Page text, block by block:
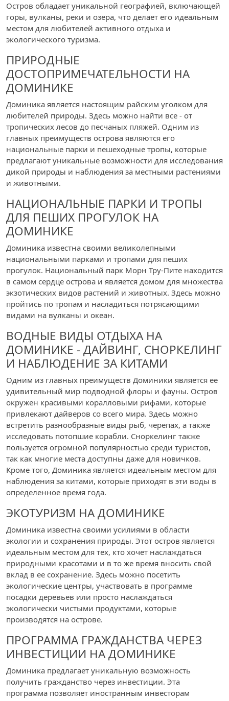
Остров обладает уникальной географией, включающей
горы, вулканы, реки и озера, что делает его идеальным
местом для любителей активного отдыха и
экологического туризма.
ПРИРОДНЫЕ
ДОСТОПРИМЕЧАТЕЛЬНОСТИ НА
ДОМИНИКЕ
Доминика является настоящим райским уголком для
любителей природы. Здесь можно найти все - от
тропических лесов до песчаных пляжей. Одним из
главных преимуществ острова являются его
национальные парки и пешеходные тропы, которые
предлагают уникальные возможности для исследования
дикой природы и наблюдения за местными растениями
и животными.
НАЦИОНАЛЬНЫЕ ПАРКИ И ТРОПЫ
ДЛЯ ПЕШИХ ПРОГУЛОК НА
ДОМИНИКЕ
Доминика известна своими великолепными
национальными парками и тропами для пеших
прогулок. Национальный парк Морн Тру-Пите находится
в самом сердце острова и является домом для множества
экзотических видов растений и животных. Здесь можно
пройтись по тропам и насладиться потрясающими
видами на вулканы и океан.
ВОДНЫЕ ВИДЫ ОТДЫХА НА
ДОМИНИКЕ - ДАЙВИНГ, СНОРКЕЛИНГ
И НАБЛЮДЕНИЕ ЗА КИТАМИ
Одним из главных преимуществ Доминики является ее
удивительный мир подводной флоры и фауны. Остров
окружен красивыми коралловыми рифами, которые
привлекают дайверов со всего мира. Здесь можно
встретить разнообразные виды рыб, черепах, а также
исследовать потопшие корабли. Сноркелинг также
пользуется огромной популярностью среди туристов,
так как многие места доступны даже для новичков.
Кроме того, Доминика является идеальным местом для
наблюдения за китами, которые приходят в эти воды в
определенное время года.
ЭКОТУРИЗМ НА ДОМИНИКЕ
Доминика известна своими усилиями в области
экологии и сохранения природы. Этот остров является
идеальным местом для тех, кто хочет наслаждаться
природными красотами и в то же время вносить свой
вклад в ее сохранение. Здесь можно посетить
экологические центры, участвовать в программе
посадки деревьев или просто наслаждаться
экологически чистыми продуктами, которые
производятся на острове.
ПРОГРАММА ГРАЖДАНСТВА ЧЕРЕЗ
ИНВЕСТИЦИИ НА ДОМИНИКЕ
Доминика предлагает уникальную возможность
получить гражданство через инвестиции. Эта
программа позволяет иностранным инвесторам